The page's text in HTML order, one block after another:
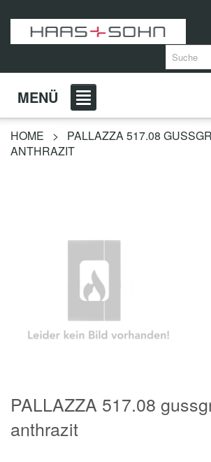
MENÜ
HOME >
PALLAZZA 517.08
ANTHRAZIT
PALLAZZA 517.08
anthrazit